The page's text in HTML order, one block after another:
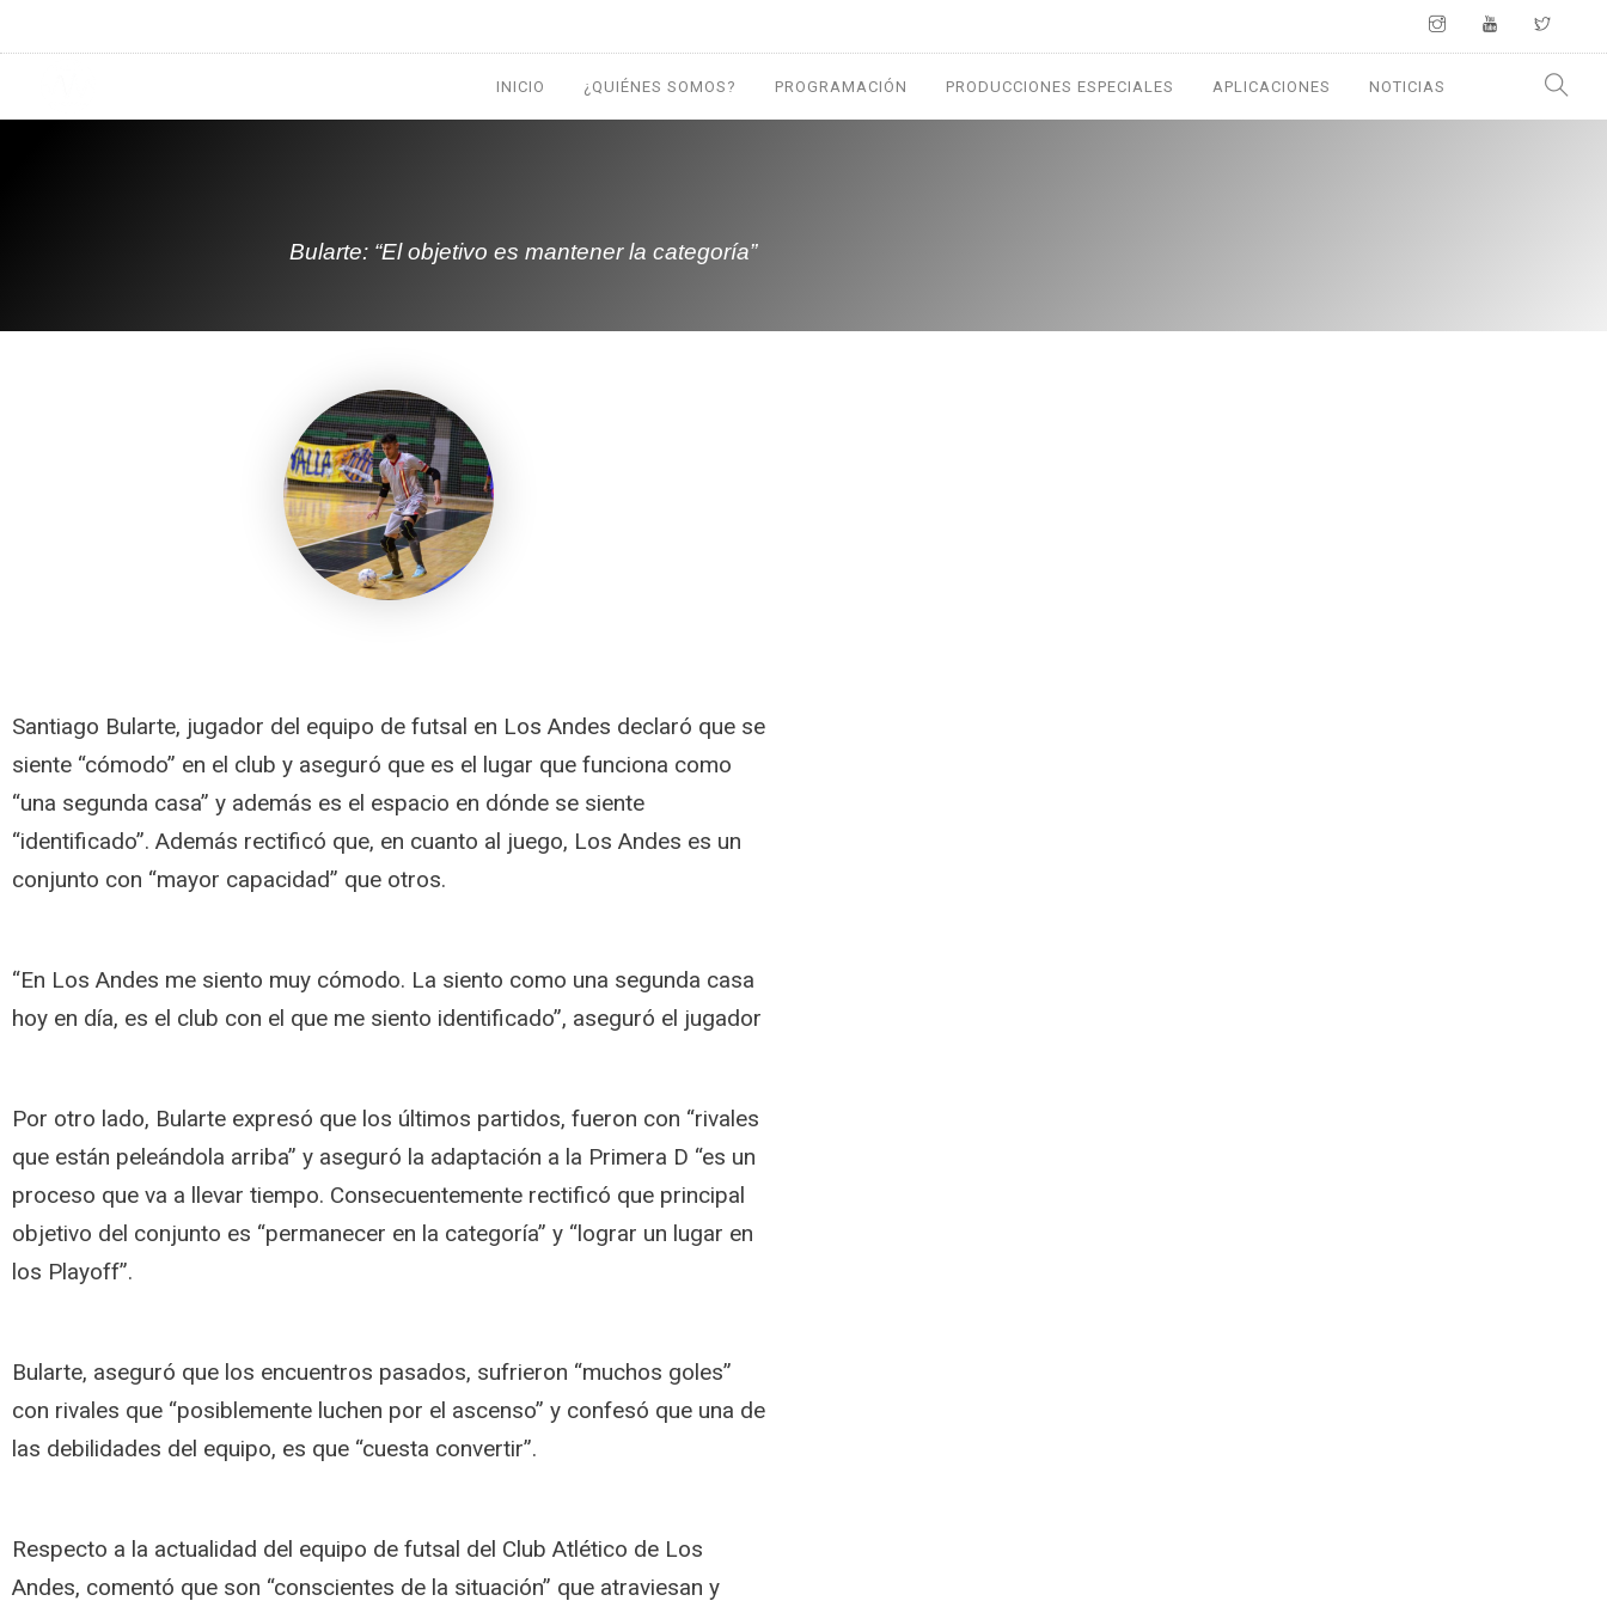
INICIO ¿QUIÉNES SOMOS? PROGRAMACIÓN PRODUCCIONES ESPECIALES APLICACIONES NOTICIAS
Bularte: “El objetivo es mantener la categoría”
Santiago Bularte, jugador del equipo de futsal en Los Andes declaró que se
siente “cómodo” en el club y aseguró que es el lugar que funciona como
“una segunda casa” y además es el espacio en dónde se siente
“identificado”. Además rectificó que, en cuanto al juego, Los Andes es un
conjunto con “mayor capacidad” que otros.
“En Los Andes me siento muy cómodo. La siento como una segunda casa
hoy en día, es el club con el que me siento identificado”, aseguró el jugador
Por otro lado, Bularte expresó que los últimos partidos, fueron con “rivales
que están peleándola arriba” y aseguró la adaptación a la Primera D “es un
proceso que va a llevar tiempo. Consecuentemente rectificó que principal
objetivo del conjunto es “permanecer en la categoría” y “lograr un lugar en
los Playoff”.
Bularte, aseguró que los encuentros pasados, sufrieron “muchos goles”
con rivales que “posiblemente luchen por el ascenso” y confesó que una de
las debilidades del equipo, es que “cuesta convertir”.
Respecto a la actualidad del equipo de futsal del Club Atlético de Los
Andes, comentó que son “conscientes de la situación” que atraviesan y